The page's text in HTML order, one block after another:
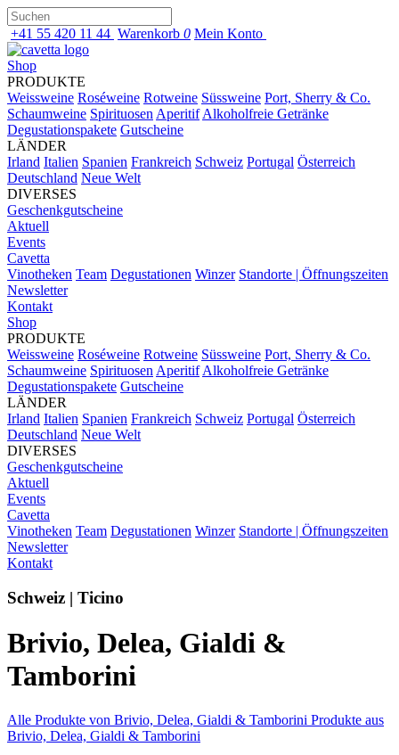
+41 55 420 11 44 Warenkorb 0 Mein Konto
Shop
PRODUKTE
Weissweine Roséweine Rotweine Süssweine Port, Sherry & Co.
Schaumweine Spirituosen Aperitif Alkoholfreie Getränke
Degustationspakete Gutscheine
LÄNDER
Irland Italien Spanien Frankreich Schweiz Portugal Österreich
Deutschland Neue Welt
DIVERSES
Geschenkgutscheine
Aktuell
Events
Cavetta
Vinotheken Team Degustationen Winzer Standorte | Öffnungszeiten
Newsletter
Kontakt
Shop
PRODUKTE
Weissweine Roséweine Rotweine Süssweine Port, Sherry & Co.
Schaumweine Spirituosen Aperitif Alkoholfreie Getränke
Degustationspakete Gutscheine
LÄNDER
Irland Italien Spanien Frankreich Schweiz Portugal Österreich
Deutschland Neue Welt
DIVERSES
Geschenkgutscheine
Aktuell
Events
Cavetta
Vinotheken Team Degustationen Winzer Standorte | Öffnungszeiten
Newsletter
Kontakt
Schweiz | Ticino
Brivio, Delea, Gialdi &
Tamborini
Alle Produkte von Brivio, Delea, Gialdi & Tamborini Produkte aus
Brivio, Delea, Gialdi & Tamborini